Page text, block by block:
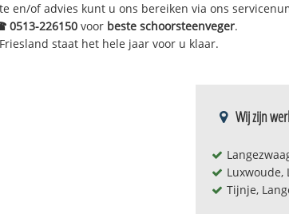
en/of advies kunt u ons bereiken via ons
0513-226150 voor beste schoorsteenveger.
staat het hele jaar voor u klaar.
Wij zijn
Luxwoude,
Tijnje,